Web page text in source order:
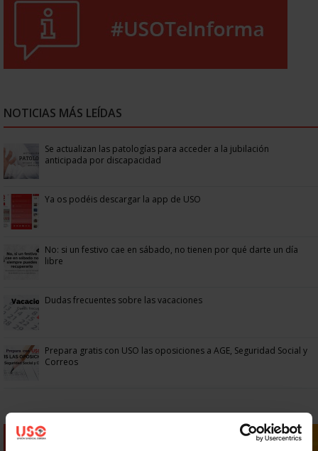
NOTICIAS MÁS LEÍDAS
Se actualizan las patologías para acceder a la jubilación
anticipada por discapacidad
Ya os podéis descargar la app de USO
No: si un festivo cae en sábado, no tienen por qué darte un día
libre
Dudas frecuentes sobre las vacaciones
Prepara gratis con USO las oposiciones a AGE, Seguridad Social y
Correos